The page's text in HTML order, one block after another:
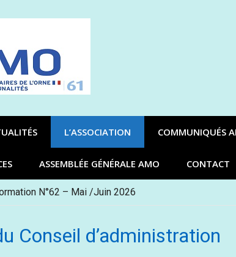
L’ASSOCIATION COMMUNIQUÉS
ASSEMBLÉE GÉNÉRALE AMO CONTACT
N°62 – Mai /Juin 2026
Conseil d’administration